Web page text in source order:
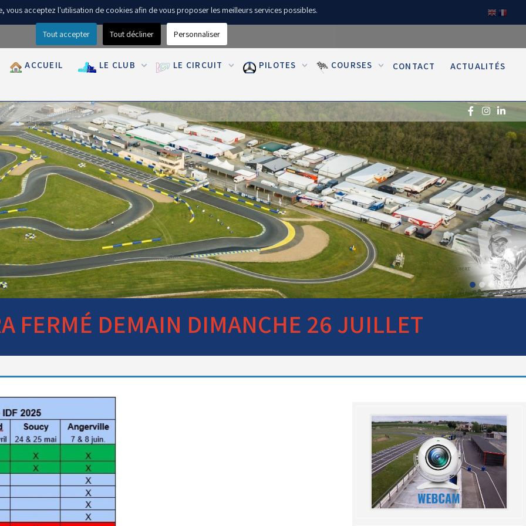
ACCUEIL LE CLUB LE CIRCUIT PILOTES COURSES CONTACT ACTUALITÉS
FERMÉ DEMAIN DIMANCHE 26 JUILLET
(Réservé aux licenciés d'Angerville)
Droit de piste annuel autre
club : voir avec le RKO sur le
circuit
vous acceptez l'utilisation de cookies afin de vous proposer les meilleurs services possibles.
Tout accepter Tout décliner Personnaliser